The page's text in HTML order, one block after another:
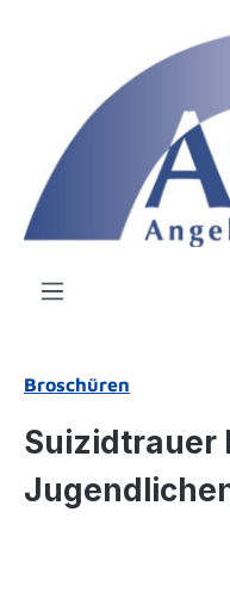
Zum Hauptinhalt
Broschüren
Suizidtrauer